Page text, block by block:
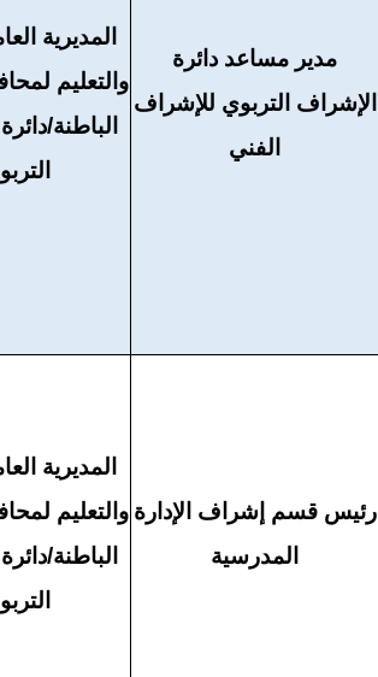
مدير مساعد دائرة
الإشراف التربوي للإشراف
الفني
المديرية
والتعليم
الباطنة/
رئيس قسم إشراف الإدارة
المدرسية
المديرية
والتعليم
الباطنة/